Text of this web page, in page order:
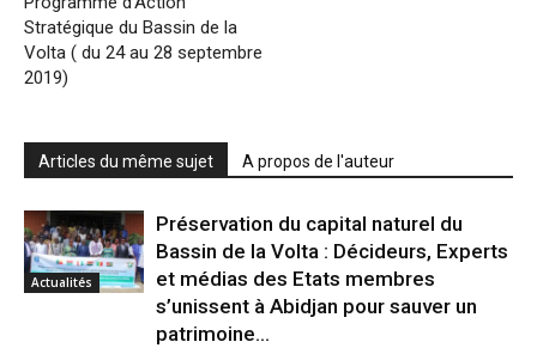
Stratégique du Bassin de la
Volta ( du 24 au 28 septembre
2019)
Articles du même sujet A propos de l'auteur
Actualités
Préservation du capital naturel du
Bassin de la Volta : Décideurs, Experts
et médias des Etats membres
s’unissent à Abidjan pour sauver un
patrimoine...